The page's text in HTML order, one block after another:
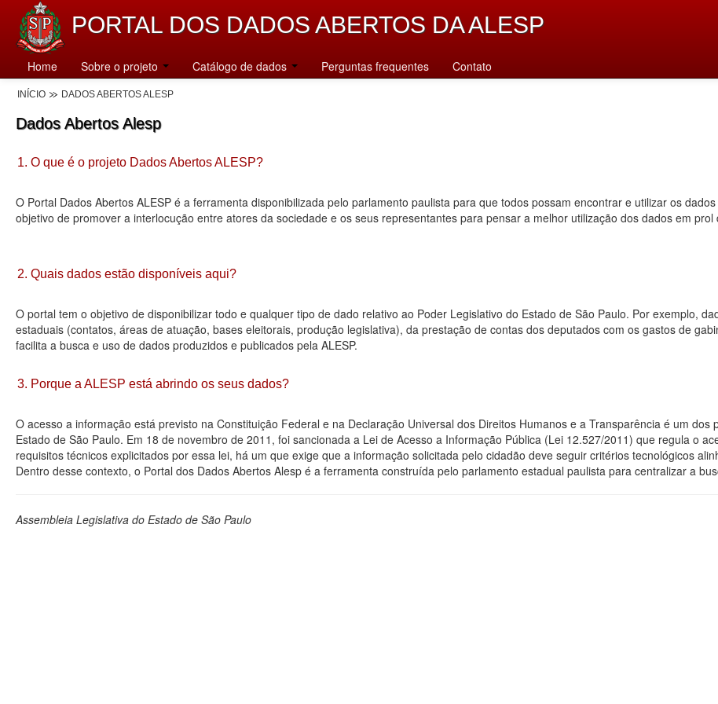
PORTAL DOS DADOS ABERTOS DA ALESP
Home Sobre o projeto Catálogo de dados Perguntas frequentes Contato
INÍCIO DADOS ABERTOS ALESP
Dados Abertos Alesp
1. O que é o projeto Dados Abertos ALESP?
O Portal Dados Abertos ALESP é a ferramenta disponibilizada pelo parlamento paulista para que todos possam encontrar e utilizar os
objetivo de promover a interlocução entre atores da sociedade e os seus representantes para pensar a melhor utilização dos dados em prol
2. Quais dados estão disponíveis aqui?
O portal tem o objetivo de disponibilizar todo e qualquer tipo de dado relativo ao Poder Legislativo do Estado de São Paulo. Por exemplo,
estaduais (contatos, áreas de atuação, bases eleitorais, produção legislativa), da prestação de contas dos deputados com os gastos de
facilita a busca e uso de dados produzidos e publicados pela ALESP.
3. Porque a ALESP está abrindo os seus dados?
O acesso a informação está previsto na Constituição Federal e na Declaração Universal dos Direitos Humanos e a Transparência é um
Estado de São Paulo. Em 18 de novembro de 2011, foi sancionada a Lei de Acesso a Informação Pública (Lei 12.527/2011) que regula o
requisitos técnicos explicitados por essa lei, há um que exige que a informação solicitada pelo cidadão deve seguir critérios tecnológicos
Dentro desse contexto, o Portal dos Dados Abertos Alesp é a ferramenta construída pelo parlamento estadual paulista para centralizar a
Assembleia Legislativa do Estado de São Paulo